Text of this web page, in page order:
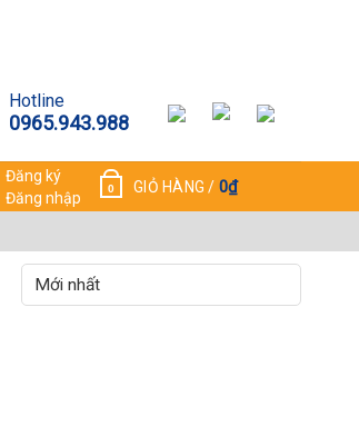
Hotline
0965.943.988
Đăng ký
Đăng nhập
GIỎ HÀNG / 0₫
0